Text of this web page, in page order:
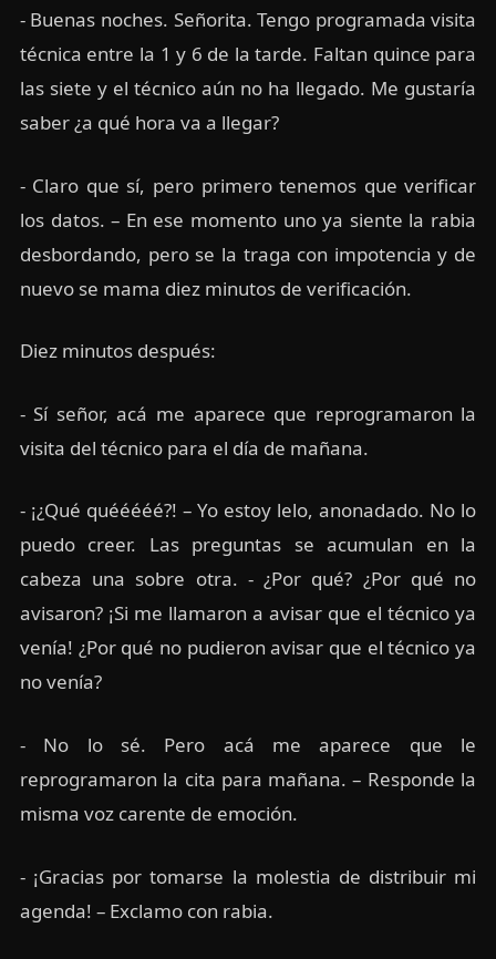
- Buenas noches. Señorita. Tengo programada visita
técnica entre la 1 y 6 de la tarde. Faltan quince para
las siete y el técnico aún no ha llegado. Me gustaría
saber ¿a qué hora va a llegar?
- Claro que sí, pero primero tenemos que verificar
los datos. – En ese momento uno ya siente la rabia
desbordando, pero se la traga con impotencia y de
nuevo se mama diez minutos de verificación.
Diez minutos después:
- Sí señor, acá me aparece que reprogramaron la
visita del técnico para el día de mañana.
- ¡¿Qué quééééé?! – Yo estoy lelo, anonadado. No lo
puedo creer. Las preguntas se acumulan en la
cabeza una sobre otra. - ¿Por qué? ¿Por qué no
avisaron? ¡Si me llamaron a avisar que el técnico ya
venía! ¿Por qué no pudieron avisar que el técnico ya
no venía?
- No lo sé. Pero acá me aparece que le
reprogramaron la cita para mañana. – Responde la
misma voz carente de emoción.
- ¡Gracias por tomarse la molestia de distribuir mi
agenda! – Exclamo con rabia.